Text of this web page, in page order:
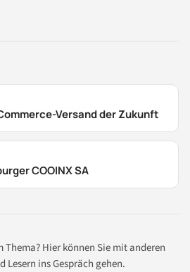
Versand der Zukunft
COOINX SA
Thema? Hier können Sie mit anderen
Lesern ins Gespräch gehen.